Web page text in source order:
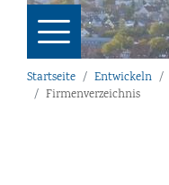
Startseite Entwickeln
Firmenverzeichnis